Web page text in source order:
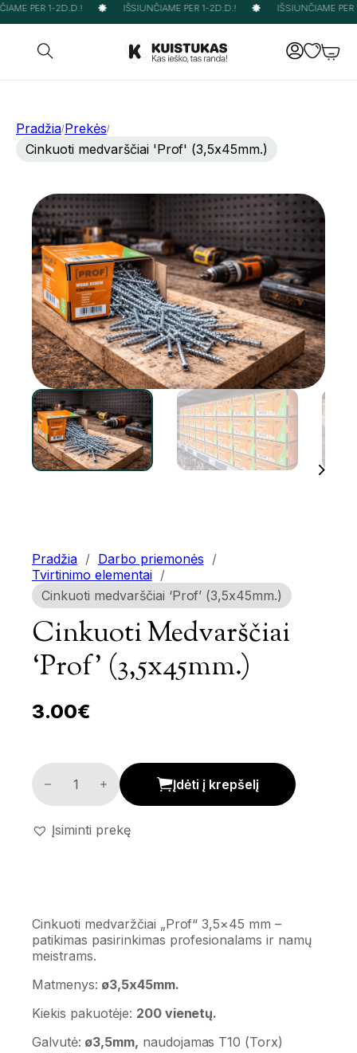
PER 1-2D.D.! IŠSIUNČIAME PER 1-2D.D.! IŠSIUNČIAME PER
Pradžia/Prekės/
Cinkuoti medvarščiai 'Prof' (3,5x45mm.)
Pradžia / Darbo priemonės /
Tvirtinimo elementai /
Cinkuoti medvarščiai ‘Prof’ (3,5x45mm.)
Cinkuoti Medvarščiai
‘Prof’ (3,5x45mm.)
3.00€
Cinkuoti medvarščiai 'Prof' (3,5x45mm.) kiekis
Įdėti į krepšelį
Įsiminti prekę
Cinkuoti medvaržčiai „Prof“ 3,5×45 mm –
patikimas pasirinkimas profesionalams ir namų
meistrams.
Matmenys: ø3,5x45mm.
Kiekis pakuotėje: 200 vienetų.
Galvutė: ø3,5mm, naudojamas T10 (Torx)